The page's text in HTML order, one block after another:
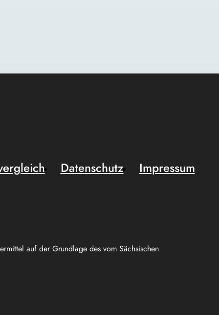
auf der Grundlage des vom Sächsischen
Datenschutz
Impressum